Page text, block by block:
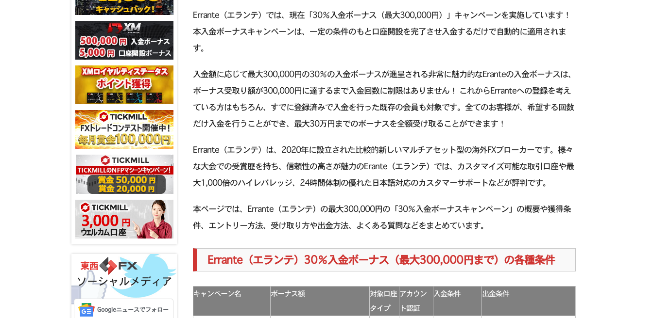
ソーシャルメディア
Googleニュースでフォロー
Errante（エランテ）では、現在「30％入金ボーナス（最大300,000円）」キャンペーンを実施しています！
本入金ボーナスキャンペーンは、一定の条件のもと口座開設を完了させ入金するだけで自動的に適用されま
す。
入金額に応じて最大300,000円の30％の入金ボーナスが進呈される非常に魅力的なEranteの入金ボーナスは、
ボーナス受取り額が300,000円に達するまで入金回数に制限はありません！ これからErranteへの登録を考え
ている方はもちろん、すでに登録済みで入金を行った既存の会員も対象です。全てのお客様が、希望する回数
だけ入金を行うことができ、最大30万円までのボーナスを全額受け取ることができます！
Errante（エランテ）は、2020年に設立された比較的新しいマルチアセット型の海外FXブローカーです。様々
な大会での受賞歴を持ち、信頼性の高さが魅力のErante（エランテ）では、カスタマイズ可能な取引口座や最
大1,000倍のハイレバレッジ、24時間体制の優れた日本語対応のカスタマーサポートなどが評判です。
本ページでは、Errante（エランテ）の最大300,000円の「30％入金ボーナスキャンペーン」の概要や獲得条
件、エントリー方法、受け取り方や出金方法、よくある質問などをまとめています。
Errante（エランテ）30％入金ボーナス（最大300,000円まで）の各種条件
キャンペーン名 ボーナス額
対象口座
タイプ
アカウン
ト認証
入金条件 出金条件